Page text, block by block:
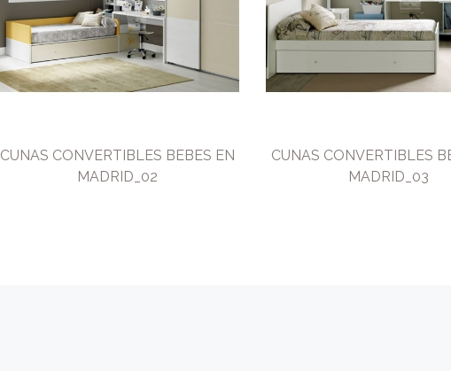
CUNAS CONVERTIBLES BEBES EN
MADRID_02
CUNAS CONVERTIBLES
MADRID_03